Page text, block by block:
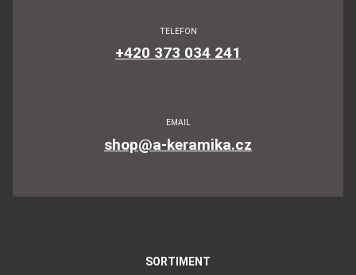
TELEFON
+420 373 034 241
EMAIL
shop@a-keramika.cz
SORTIMENT